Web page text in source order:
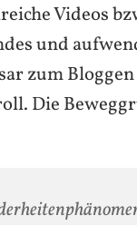
Videos
und
zum
Die